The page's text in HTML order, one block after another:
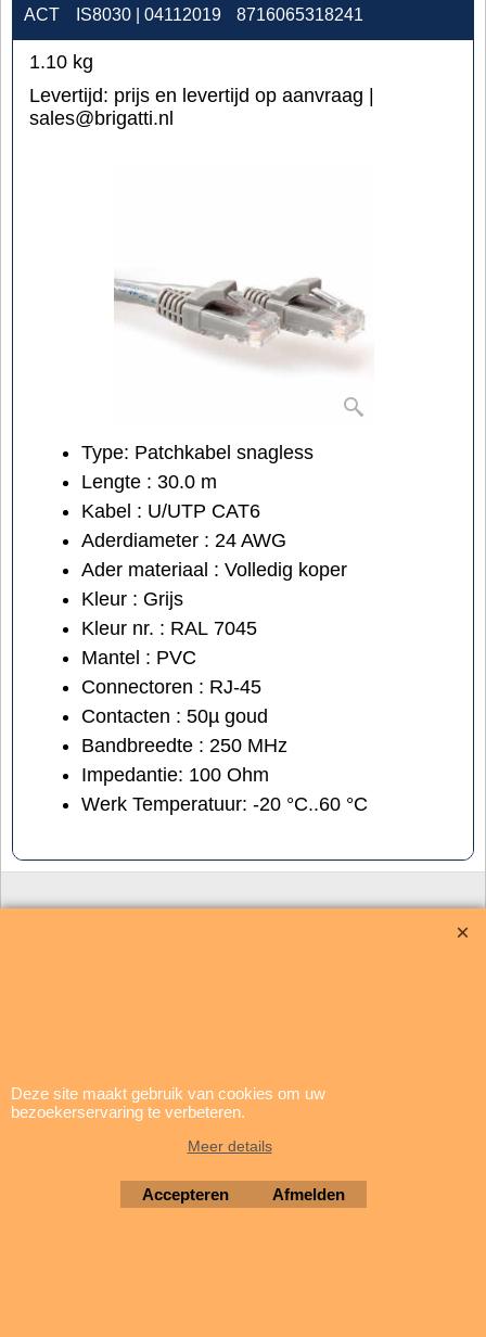
ACT IS8030 | 04112019 8716065318241
1.10 kg
Levertijd: prijs en levertijd op aanvraag |
sales@brigatti.nl
Type: Patchkabel snagless
Lengte : 30.0 m
Kabel : U/UTP CAT6
Aderdiameter : 24 AWG
Ader materiaal : Volledig koper
Kleur : Grijs
Kleur nr. : RAL 7045
Mantel : PVC
Connectoren : RJ-45
Contacten : 50µ goud
Bandbreedte : 250 MHz
Impedantie: 100 Ohm
Werk Temperatuur: -20 °C..60 °C
update: 5 augustus 2026
Brigatti Electronics
Copyright © 1994-2026
Deze site maakt gebruik van cookies om uw
bezoekerservaring te verbeteren.
Meer details
Accepteren Afmelden